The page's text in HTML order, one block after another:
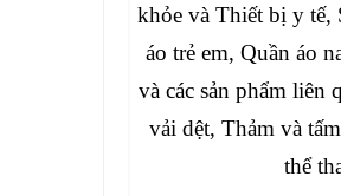
khỏe và Thiết bị y tế,
áo trẻ em, Quần áo
và các sản phẩm liên
vải dệt, Thảm và
thể